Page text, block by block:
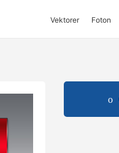
Vektorer Foton